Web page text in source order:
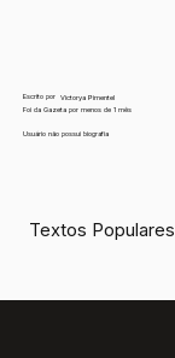
Escrito por
Victorya Pimentel
Foi da Gazeta por menos de 1 mês
Usuário não possui biografia
Textos Populares